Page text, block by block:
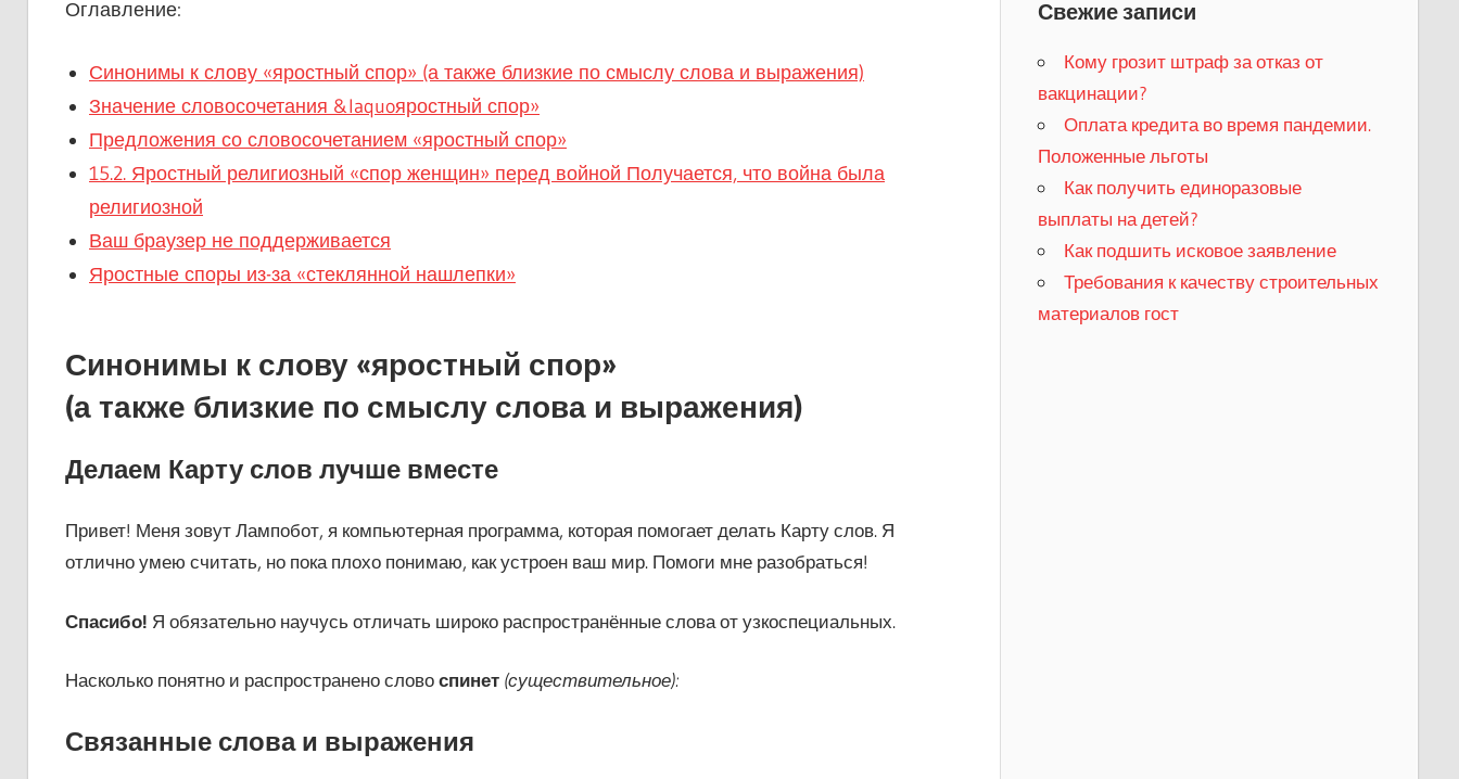
Оглавление:
Синонимы к слову «яростный спор» (а также близкие по смыслу слова и выражения)
Значение словосочетания &laquoяростный спор»
Предложения со словосочетанием «яростный спор»
15.2. Яростный религиозный «спор женщин» перед войной Получается, что война была
религиозной
Ваш браузер не поддерживается
Яростные споры из-за «стеклянной нашлепки»
Синонимы к слову «яростный спор»
(а также близкие по смыслу слова и выражения)
Делаем Карту слов лучше вместе
Привет! Меня зовут Лампобот, я компьютерная программа, которая помогает делать Карту слов. Я
отлично умею считать, но пока плохо понимаю, как устроен ваш мир. Помоги мне разобраться!
Спасибо! Я обязательно научусь отличать широко распространённые слова от узкоспециальных.
Насколько понятно и распространено словоспинет (существительное):
Связанные слова и выражения
Свежие записи
Кому грозит штраф за отказ от
вакцинации?
​Оплата кредита во время пандемии.
Положенные льготы
​Как получить единоразовые
выплаты на детей?
Как подшить исковое заявление
Требования к качеству строительных
материалов гост